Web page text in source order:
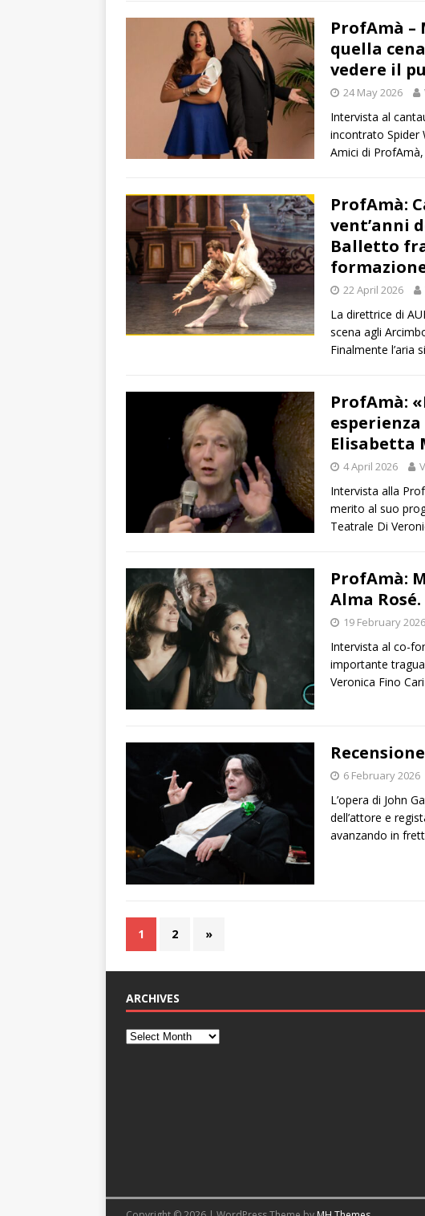
ProfAmà
quella
vedere il
24 May 2026
Intervista al
incontrato Spider
Amici di
ProfAmà:
vent’anni
Balletto
22 April 2026
La direttrice di
scena agli
Finalmente l’aria si
ProfAmà:
Elisabetta
4 April 2026
Intervista alla
merito al suo
Teatrale Di
ProfAmà:
Alma
19 February 2026
Intervista al co-
importante
Veronica Fino
6 February 2026
L’opera di John
dell’attore e
avanzando in
1 2 »
ARCHIVES